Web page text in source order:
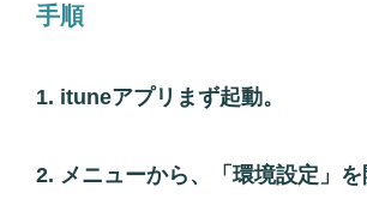
手順
1. ituneアプリまず起動。
2. メニューから、「環境設定」を